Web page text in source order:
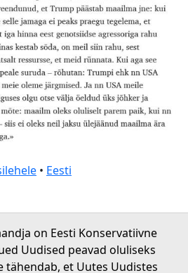
• Eesti
on Eesti Konservatiivne
Uudised peavad oluliseks
tähendab, et Uutes Uudistes